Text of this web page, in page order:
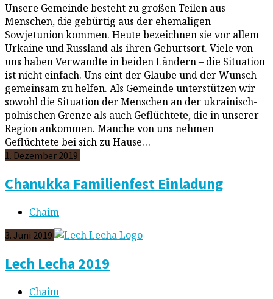
Unsere Gemeinde besteht zu großen Teilen aus
Menschen, die gebürtig aus der ehemaligen
Sowjetunion kommen. Heute bezeichnen sie vor allem
Urkaine und Russland als ihren Geburtsort. Viele von
uns haben Verwandte in beiden Ländern – die Situation
ist nicht einfach. Uns eint der Glaube und der Wunsch
gemeinsam zu helfen. Als Gemeinde unterstützen wir
sowohl die Situation der Menschen an der ukrainisch-
polnischen Grenze als auch Geflüchtete, die in unserer
Region ankommen. Manche von uns nehmen
Geflüchtete bei sich zu Hause…
1. Dezember 2019
Chanukka Familienfest Einladung
Chaim
3. Juni 2019
Lech Lecha 2019
Chaim